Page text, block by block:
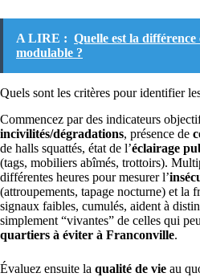
A LIRE : Quelle est la
modulable ?
Quels sont les critères pour identifier
Commencez par des indicateurs
incivilités/dégradations, présence de
de halls squattés, état de l’éclairage
(tags, mobiliers abîmés, trottoirs).
différentes heures pour mesurer l’
(attroupements, tapage nocturne) et la
signaux faibles, cumulés, aident à
simplement “vivantes” de celles qui
quartiers à éviter à Franconville.
Évaluez ensuite la qualité de vie au